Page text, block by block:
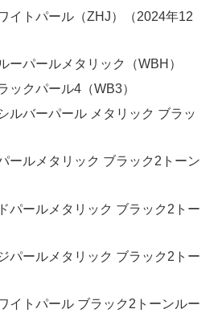
イトパール（ZHJ）（2024年12
ーパールメタリック（WBH）
ックパール4（WB3）
ルバーパール メタリック ブラッ
ールメタリック ブラック2トーン
パールメタリック ブラック2トー
パールメタリック ブラック2トー
イトパール ブラック2トーンルー